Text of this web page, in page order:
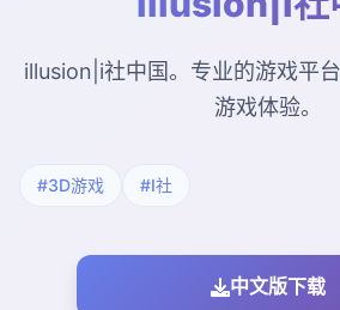
illusion|i社中国。专业的游戏平
游戏体验。
#3D游戏 #I社
中文版下载